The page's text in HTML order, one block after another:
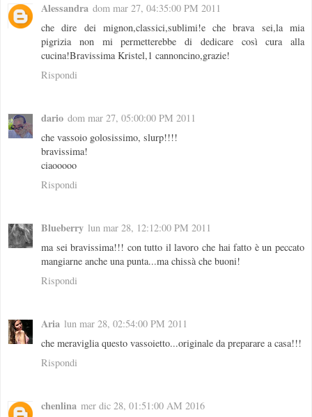
Alessandra dom mar 27, 04:35:00 PM 2011
che dire dei mignon,classici,sublimi!e che brava sei,la mia
pigrizia non mi permetterebbe di dedicare così cura alla
cucina!Bravissima Kristel,1 cannoncino,grazie!
Rispondi
dario dom mar 27, 05:00:00 PM 2011
che vassoio golosissimo, slurp!!!!
bravissima!
ciaooooo
Rispondi
Blueberry lun mar 28, 12:12:00 PM 2011
ma sei bravissima!!! con tutto il lavoro che hai fatto è un peccato
mangiarne anche una punta...ma chissà che buoni!
Rispondi
Aria lun mar 28, 02:54:00 PM 2011
che meraviglia questo vassoietto...originale da preparare a casa!!!
Rispondi
chenlina mer dic 28, 01:51:00 AM 2016